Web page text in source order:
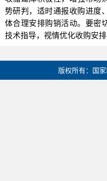
势研判，适时通报收购进度
体合理安排购销活动。要密
技术指导，视情优化收购安
版权所有：国